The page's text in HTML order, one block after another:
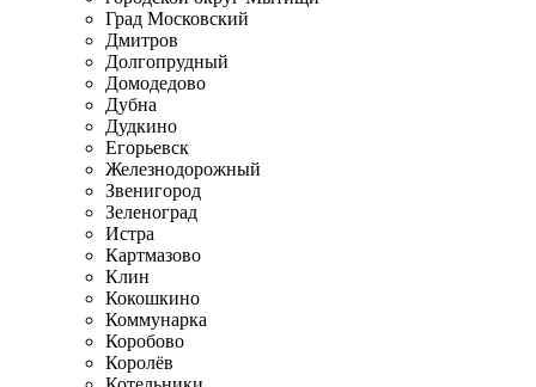
Град Московский
Дмитров
Долгопрудный
Домодедово
Дубна
Дудкино
Егорьевск
Железнодорожный
Звенигород
Зеленоград
Истра
Картмазово
Клин
Кокошкино
Коммунарка
Коробово
Королёв